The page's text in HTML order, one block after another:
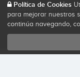
Startupxplore PSFP, S.L.
Participativa registrado en
participativa.
Política de Cookies
para mejorar nuestros
continúa navegando,